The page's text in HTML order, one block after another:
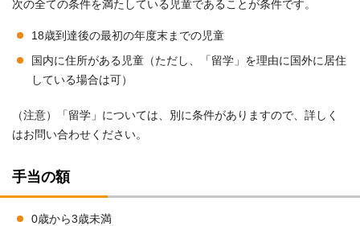
次の全ての条件を満たしている児童であることが条件です。
18歳到達後の最初の年度末までの児童
国内に住所がある児童（ただし、「留学」を理由に国外に居住
している場合は可）
（注意）「留学」については、別に条件がありますので、詳しく
はお問い合わせください。
手当の額
0歳から3歳未満